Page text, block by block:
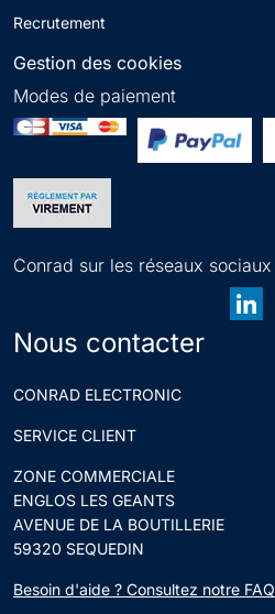
Recrutement
Gestion des cookies
Newsletter
e
i
l
s
i
i
r
u
n
e
d
S'a
o
r
Modes de paiement
Conrad sur les réseaux sociaux
Nous contacter
CONRAD ELECTRONIC
SERVICE CLIENT
ZONE COMMERCIALE
ENGLOS LES GEANTS
AVENUE DE LA BOUTILLERIE
59320 SEQUEDIN
Besoin d'aide ? Consultez notre FAQ